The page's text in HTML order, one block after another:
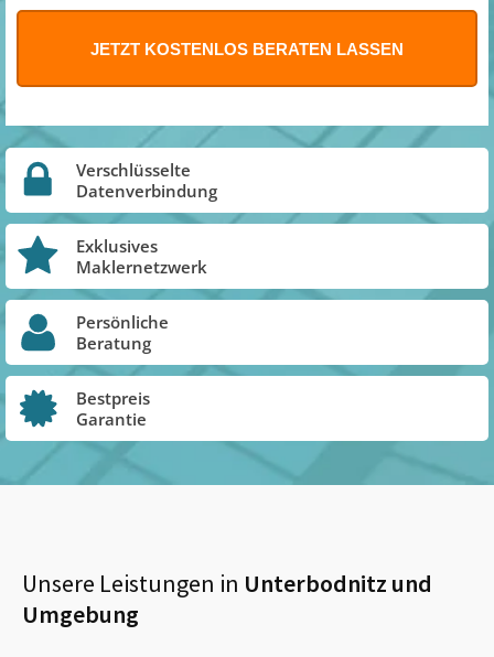
Verschlüsselte
Datenverbindung
Exklusives
Maklernetzwerk
Persönliche
Beratung
Bestpreis
Garantie
Unsere Leistungen in Unterbodnitz und
Umgebung